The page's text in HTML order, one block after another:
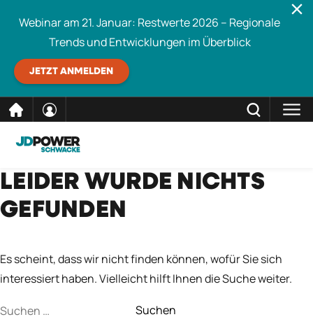
direkt
zum
Inhalt
Webinar am 21. Januar: Restwerte 2026 – Regionale
Trends und Entwicklungen im Überblick
JETZT ANMELDEN
Schwacke durchsuchen SCHLIESSEN
LEIDER WURDE NICHTS
GEFUNDEN
Es scheint, dass wir nicht finden können, wofür Sie sich
interessiert haben. Vielleicht hilft Ihnen die Suche weiter.
Suchen